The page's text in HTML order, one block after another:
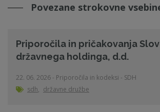
Povezane strokovne
Priporočila in pričakovanja
državnega holdinga, d.d.
22. 06. 2026 - Priporočila in kodeksi - SDH
sdh, državne družbe